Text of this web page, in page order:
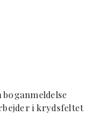
boganmeldelse
i krydsfeltet